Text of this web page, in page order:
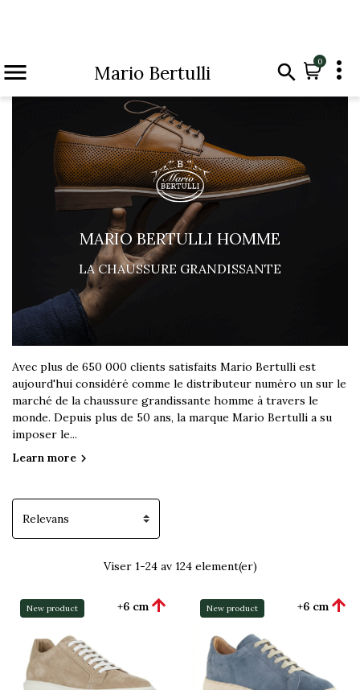
 Mario Bertulli  0 
MARIO BERTULLI HOMME
LA CHAUSSURE GRANDISSANTE
Avec plus de 650 000 clients satisfaits Mario Bertulli est
aujourd'hui considéré comme le distributeur numéro un sur le
marché de la chaussure grandissante homme à travers le
monde. Depuis plus de 50 ans, la marque Mario Bertulli a su
imposer le...
Learn more chevron_right
Viser 1-24 av 124 element(er)
New product +6 cm  New product +6 cm 